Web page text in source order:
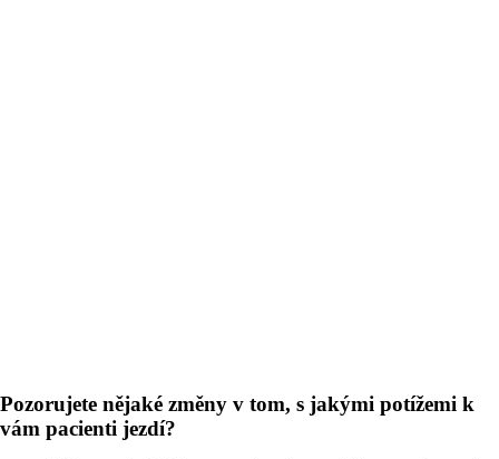
Pozorujete nějaké změny v tom, s jakými potížemi k
vám pacienti jezdí?